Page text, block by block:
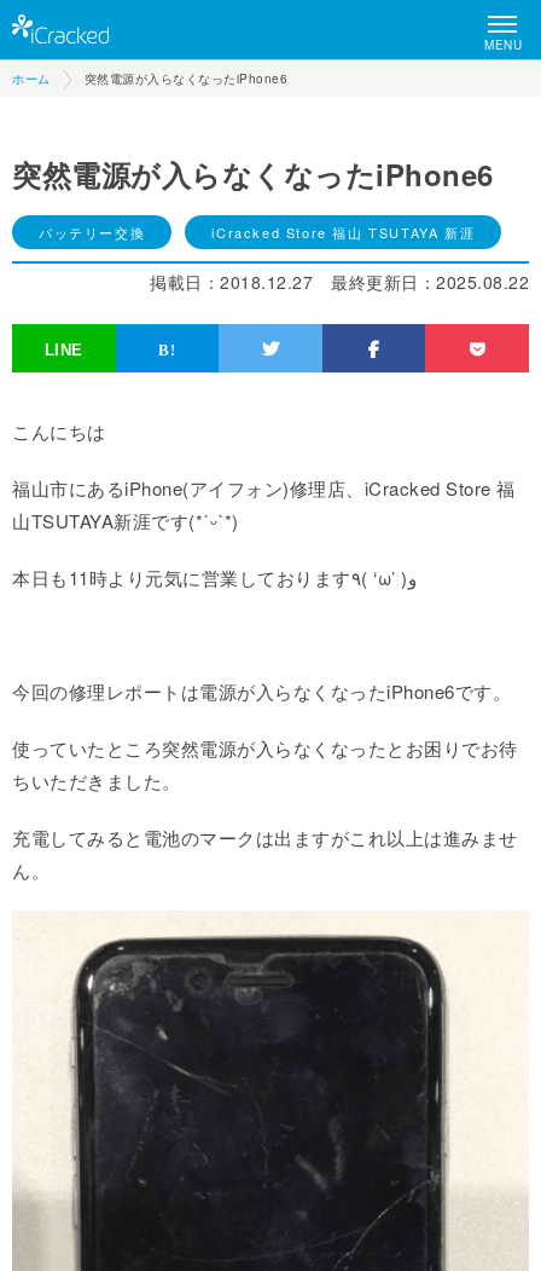
MENU
ホーム 突然電源が入らなくなったiPhone6
突然電源が入らなくなったiPhone6
バッテリー交換 iCracked Store 福山 TSUTAYA 新涯
最終更新日： 2025.08.22
掲載日： 2018.12.27
こんにちは
福山市にあるiPhone(アイフォン)修理店、iCracked Store 福
山TSUTAYA新涯です(*ˊᵕˋ*)
本日も11時より元気に営業しております٩( ‘ω’ )و
今回の修理レポートは電源が入らなくなったiPhone6です。
使っていたところ突然電源が入らなくなったとお困りでお待
ちいただきました。
充電してみると電池のマークは出ますがこれ以上は進みませ
ん。